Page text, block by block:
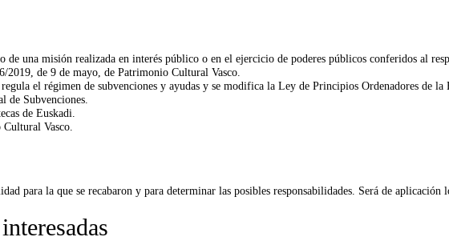
de una misión realizada en interés público o en el ejercicio de poderes públicos conferidos al
de 9 de mayo, de Patrimonio Cultural Vasco.
el régimen de subvenciones y ayudas y se modifica la Ley de Principios Ordenadores de la
de Subvenciones.
de Euskadi.
Vasco.
para la que se recabaron y para determinar las posibles responsabilidades. Será de